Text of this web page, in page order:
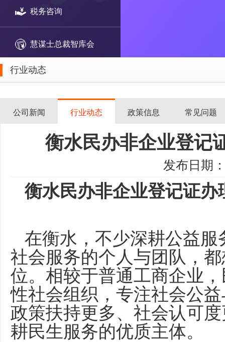
税务咨询
慧谋士总裁智库会
行业动态
公司新闻 行业动态 政策信息 常见问题
衡水民办非企业登记
发布日期
衡水民办非企业登记证办
在衡水，不少深耕公益
社会服务的个人与团队，
位。相较于普通工商企业
性社会组织，专注社会公
政策扶持更多、社会认可
耕民生服务的优质主体。